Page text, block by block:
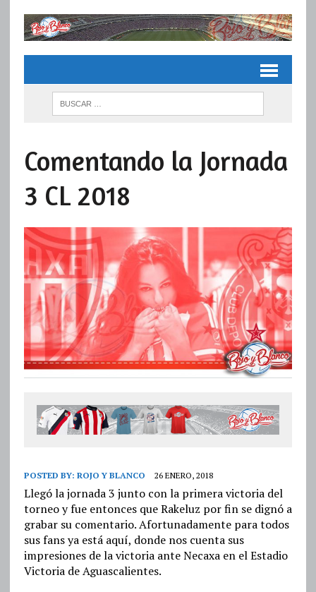
Comentando la Jornada
3 CL 2018
POSTED BY: ROJO Y BLANCO 26 ENERO, 2018
Llegó la jornada 3 junto con la primera victoria del
torneo y fue entonces que Rakeluz por fin se dignó a
grabar su comentario. Afortunadamente para todos
sus fans ya está aquí, donde nos cuenta sus
impresiones de la victoria ante Necaxa en el Estadio
Victoria de Aguascalientes.